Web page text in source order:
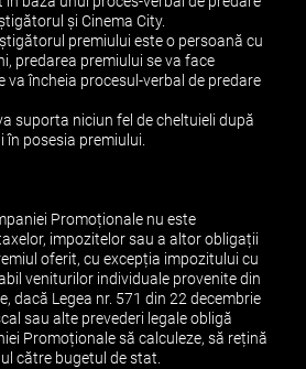
și Cinema City.
premiului este o persoană cu
predarea premiului se va face
va încheia procesul-verbal de predare
suporta niciun fel de cheltuieli după
posesia premiului.
Promoționale nu este
impozitelor sau a altor obligații
oferit, cu excepția impozitului cu
veniturilor individuale provenite din
dacă Legea nr. 571 din 22 decembrie
sau alte prevederi legale obligă
Promoționale să calculeze, să rețină
către bugetul de stat.